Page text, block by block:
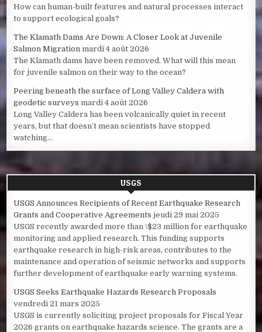
How can human-built features and natural processes interact
to support ecological goals?
The Klamath Dams Are Down: A Closer Look at Juvenile
Salmon Migration mardi 4 août 2026
The Klamath dams have been removed. What will this mean
for juvenile salmon on their way to the ocean?
Peering beneath the surface of Long Valley Caldera with
geodetic surveys mardi 4 août 2026
Long Valley Caldera has been volcanically quiet in recent
years, but that doesn’t mean scientists have stopped
watching...
USGS
USGS Announces Recipients of Recent Earthquake Research
Grants and Cooperative Agreements jeudi 29 mai 2025
USGS recently awarded more than \$23 million for earthquake
monitoring and applied research. This funding supports
earthquake research in high-risk areas, contributes to the
maintenance and operation of seismic networks and supports
further development of earthquake early warning systems.
USGS Seeks Earthquake Hazards Research Proposals
vendredi 21 mars 2025
USGS is currently soliciting project proposals for Fiscal Year
2026 grants on earthquake hazards science. The grants are a